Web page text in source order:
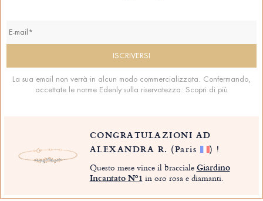
La sua email non verrà in alcun modo commercializzata. Confermando,
accettate le norme Edenly sulla riservatezza. Scopri di più
CONGRATULAZIONI AD
ALEXANDRA R. (Paris ) !
Questo mese vince il braccialeGiardino
Incantato Nº1 in oro rosa e diamanti.